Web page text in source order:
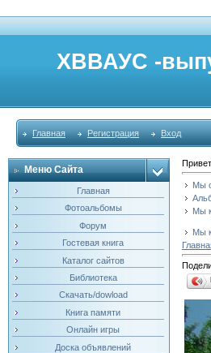
ХВВАУС -
Главная Регистрация Вход
Меню Сайта
Главная
Фотоальбомы
Форум
Гостевая книга
Каталог сайтов
Библиотека
Скачать/dowload
Книга памяти
Онлайн игры
Доска объявлений
Мы
Мы
Мы